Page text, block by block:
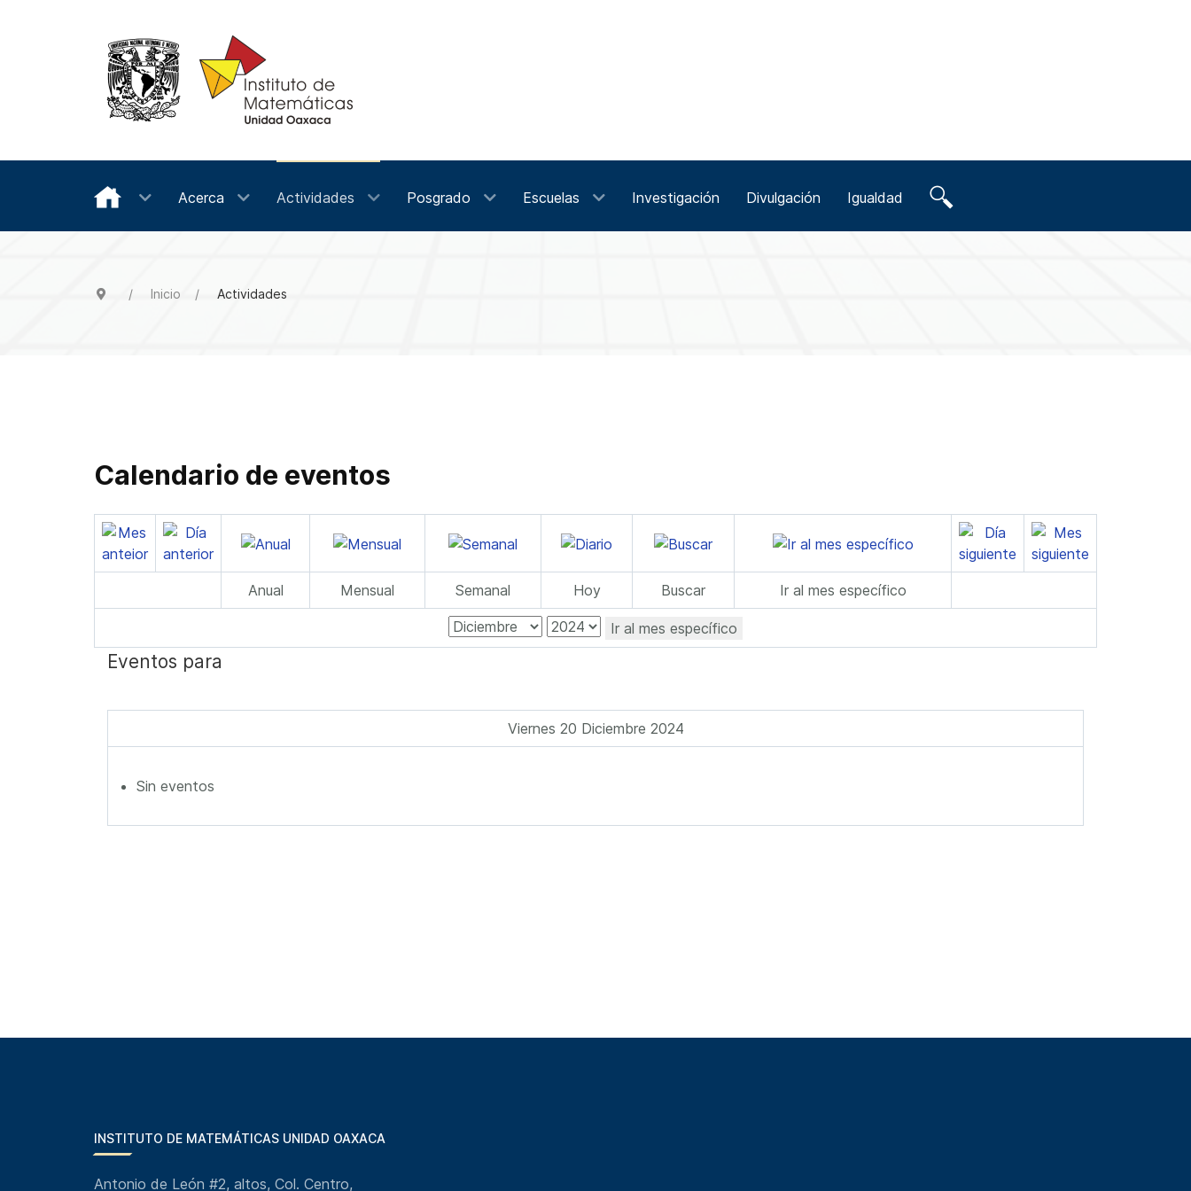
Acerca Actividades Posgrado Escuelas Investigación Divulgación Igualdad
Inicio Actividades
Calendario de eventos
Anual Mensual Semanal Hoy Buscar Ir al mes específico
Ir al mes específico
Eventos para
Viernes 20 Diciembre 2024
Sin eventos
INSTITUTO DE MATEMÁTICAS UNIDAD OAXACA
Antonio de León #2, altos, Col. Centro,